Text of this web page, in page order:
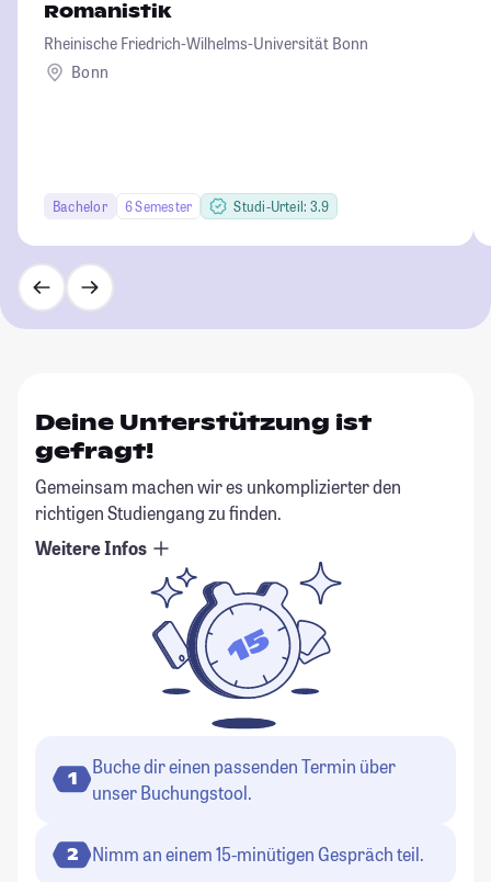
Romanistik
Rheinische Friedrich-Wilhelms-Universität Bonn
Bonn
Bachelor 6 Semester Studi-Urteil: 3.9
Deine Unterstützung ist
gefragt!
Gemeinsam machen wir es unkomplizierter den
richtigen Studiengang zu finden.
Weitere Infos
1
Buche dir einen passenden Termin über
unser Buchungstool.
2 Nimm an einem 15-minütigen Gespräch teil.